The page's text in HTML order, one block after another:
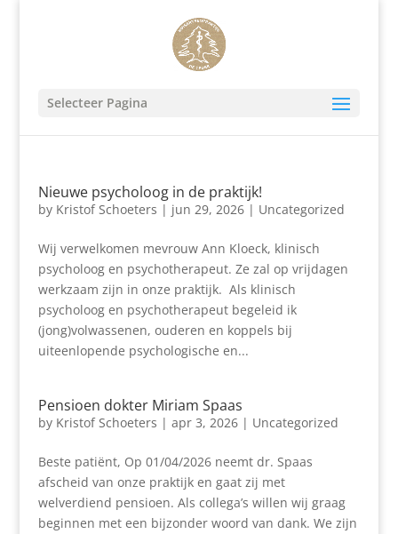
Selecteer Pagina
Nieuwe psycholoog in de praktijk!
by Kristof Schoeters | jun 29, 2026| Uncategorized
Wij verwelkomen mevrouw Ann Kloeck, klinisch
psycholoog en psychotherapeut. Ze zal op vrijdagen
werkzaam zijn in onze praktijk. Als klinisch
psycholoog en psychotherapeut begeleid ik
(jong)volwassenen, ouderen en koppels bij
uiteenlopende psychologische en...
Pensioen dokter Miriam Spaas
by Kristof Schoeters | apr 3, 2026| Uncategorized
Beste patiënt, Op 01/04/2026 neemt dr. Spaas
afscheid van onze praktijk en gaat zij met
welverdiend pensioen. Als collega’s willen wij graag
beginnen met een bijzonder woord van dank. We zijn